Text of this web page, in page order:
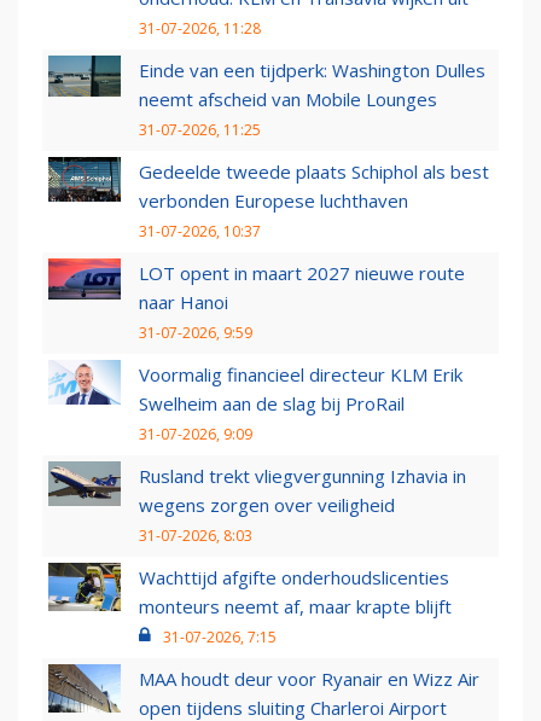
31-07-2026, 11:28
Einde van een tijdperk: Washington Dulles
neemt afscheid van Mobile Lounges
31-07-2026, 11:25
Gedeelde tweede plaats Schiphol als best
verbonden Europese luchthaven
31-07-2026, 10:37
LOT opent in maart 2027 nieuwe route
naar Hanoi
31-07-2026, 9:59
Voormalig financieel directeur KLM Erik
Swelheim aan de slag bij ProRail
31-07-2026, 9:09
Rusland trekt vliegvergunning Izhavia in
wegens zorgen over veiligheid
31-07-2026, 8:03
Wachttijd afgifte onderhoudslicenties
monteurs neemt af, maar krapte blijft
31-07-2026, 7:15
MAA houdt deur voor Ryanair en Wizz Air
open tijdens sluiting Charleroi Airport